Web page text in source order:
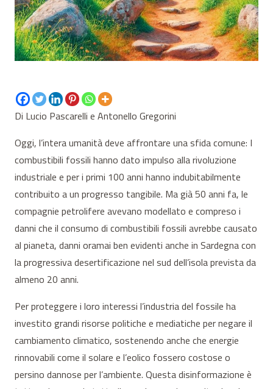
Di Lucio Pascarelli e Antonello Gregorini
Oggi, l’intera umanità deve affrontare una sfida comune: I
combustibili fossili hanno dato impulso alla rivoluzione
industriale e per i primi 100 anni hanno indubitabilmente
contribuito a un progresso tangibile. Ma già 50 anni fa, le
compagnie petrolifere avevano modellato e compreso i
danni che il consumo di combustibili fossili avrebbe causato
al pianeta, danni oramai ben evidenti anche in Sardegna con
la progressiva desertificazione nel sud dell’isola prevista da
almeno 20 anni.
Per proteggere i loro interessi l’industria del fossile ha
investito grandi risorse politiche e mediatiche per negare il
cambiamento climatico, sostenendo anche che energie
rinnovabili come il solare e l’eolico fossero costose o
persino dannose per l’ambiente. Questa disinformazione è